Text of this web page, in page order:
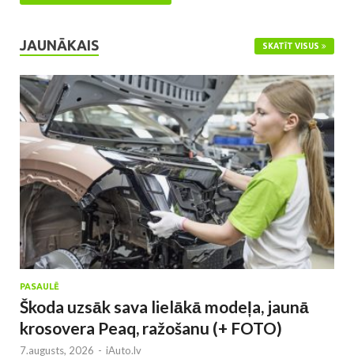
JAUNĀKAIS SKATĪT VISUS
PASAULĒ
Škoda uzsāk sava lielākā modeļa, jaunā
krosovera Peaq, ražošanu (+ FOTO)
7.augusts, 2026 - iAuto.lv